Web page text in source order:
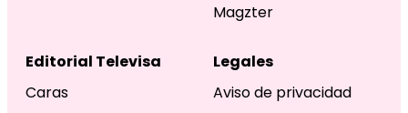
Magzter
Editorial Televisa
Caras
Legales
Aviso de privacidad